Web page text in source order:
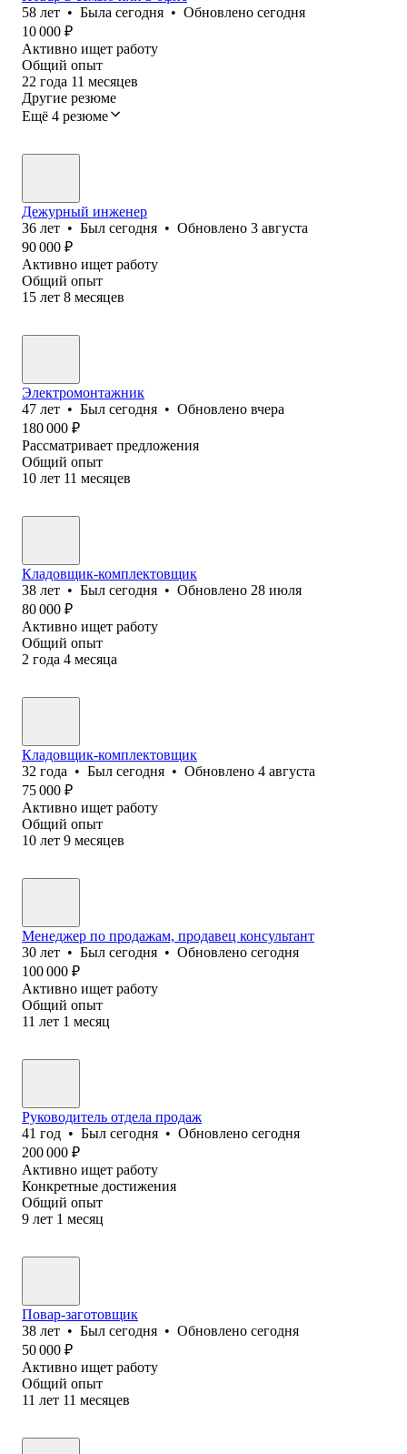
58 лет • Была сегодня • Обновлено сегодня
10 000 ₽
Активно ищет работу
Общий опыт
22 года 11 месяцев
Другие резюме
Ещё 4 резюме
Дежурный инженер
36 лет • Был сегодня • Обновлено 3 августа
90 000 ₽
Активно ищет работу
Общий опыт
15 лет 8 месяцев
Электромонтажник
47 лет • Был сегодня • Обновлено вчера
180 000 ₽
Рассматривает предложения
Общий опыт
10 лет 11 месяцев
Кладовщик-комплектовщик
38 лет • Был сегодня • Обновлено 28 июля
80 000 ₽
Активно ищет работу
Общий опыт
2 года 4 месяца
Кладовщик-комплектовщик
32 года • Был сегодня • Обновлено 4 августа
75 000 ₽
Активно ищет работу
Общий опыт
10 лет 9 месяцев
Менеджер по продажам, продавец консультант
30 лет • Был сегодня • Обновлено сегодня
100 000 ₽
Активно ищет работу
Общий опыт
11 лет 1 месяц
Руководитель отдела продаж
41 год • Был сегодня • Обновлено сегодня
200 000 ₽
Активно ищет работу
Конкретные достижения
Общий опыт
9 лет 1 месяц
Повар-заготовщик
38 лет • Был сегодня • Обновлено сегодня
50 000 ₽
Активно ищет работу
Общий опыт
11 лет 11 месяцев